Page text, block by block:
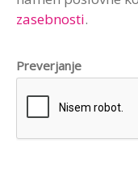
zasebnosti.
Preverjanje